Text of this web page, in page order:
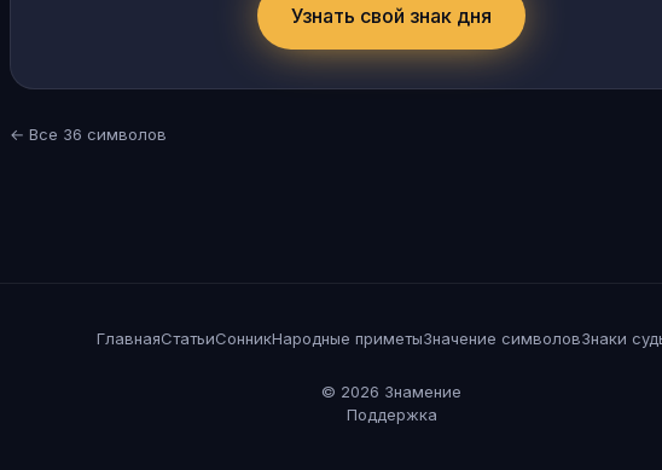
Узнать свой знак дня
← Все 36 символов
ГлавнаяСтатьиСонникНародные приметыЗначение символовЗнаки
© 2026 Знамение
Поддержка